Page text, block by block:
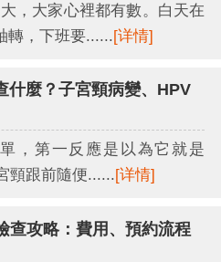
，大家心裡都有數。白天在
轉，下班要......[详情]
什麼？子宮頸病變、HPV
，第一反應是以為它就是
頸跟前隨便......[详情]
查攻略：費用、預約流程